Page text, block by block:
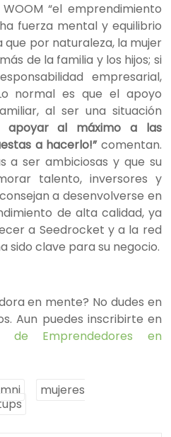
“el emprendimiento
fuerza mental y equilibrio
que por naturaleza, la mujer
de la familia y los hijos; si
empresarial,
normal es que el apoyo
al ser una situación
apoyar al máximo a las
a hacerlo!”comentan.
a ser ambiciosas y que su
talento, inversores y
a desenvolverse en
de alta calidad, ya
a Seedrocket y a la red
sido clave para su negocio.
en mente? No dudes en
Aun puedes inscribirte en
de Emprendedores en
mujeres